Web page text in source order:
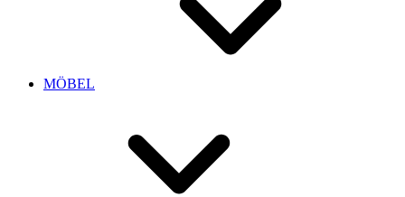
MÖBEL